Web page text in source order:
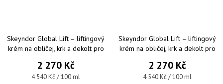
Skeyndor Global Lift – liftingový
krém na obličej, krk a dekolt pro
2 270 Kč
Měrná cena:
4 540 Kč / 100 ml
Skeyndor Global Lift – liftingový
krém na obličej, krk a dekolt pro
2 270 Kč
Měrná cena:
4 540 Kč / 100 ml